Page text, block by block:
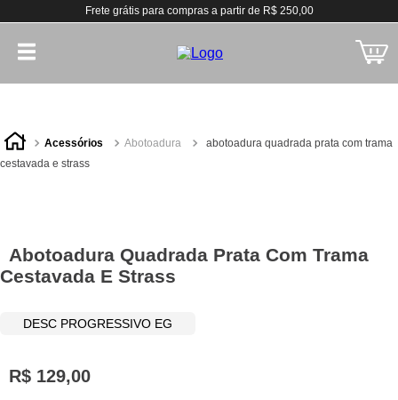
Frete grátis para compras a partir de R$ 250,00
acessórios abotoadura
abotoadura quadrada prata com trama
cestavada e strass
Abotoadura Quadrada Prata Com Trama
Cestavada E Strass
DESC PROGRESSIVO EG
R$ 129,00